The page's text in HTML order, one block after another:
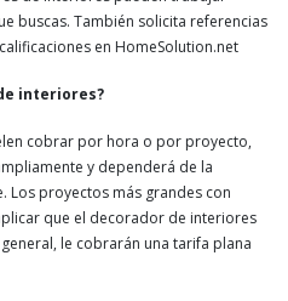
buscas. También solicita referencias
en HomeSolution.net
interiores?
cobrar por hora o por proyecto,
y dependerá de la
Los proyectos más grandes con
que el decorador de interiores
le cobrarán una tarifa plana